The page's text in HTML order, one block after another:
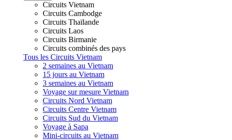
Circuits Vietnam
Circuits Cambodge
Circuits Thaïlande
Circuits Laos
Circuits Birmanie
Circuits combinés des pays
Tous les Circuits Vietnam
2 semaines au Vietnam
15 jours au Vietnam
3 semaines au Vietnam
Voyage sur mesure Vietnam
Circuits Nord Vietnam
Circuits Centre Vietnam
Circuits Sud du Vietnam
Voyage à Sapa
Mini-circuits au Vietnam